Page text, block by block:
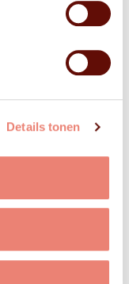
Details tonen